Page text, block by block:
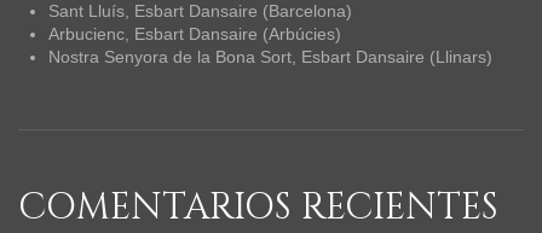
Sant Lluís, Esbart Dansaire (Barcelona)
Arbucienc, Esbart Dansaire (Arbúcies)
Nostra Senyora de la Bona Sort, Esbart Dansaire (Llinars)
COMENTARIOS RECIENTES